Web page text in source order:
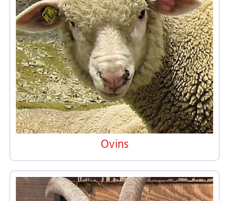
Ovins